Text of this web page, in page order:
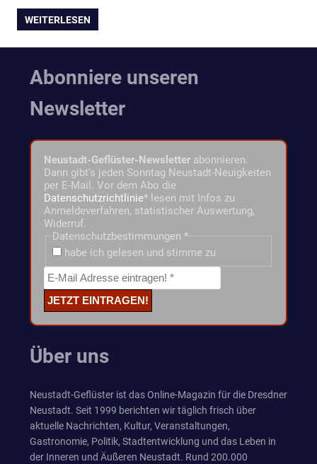
WEITERLESEN
Abonniere unseren
Newsletter
Neustadt-Geflüster-Newsletter abonnieren.
Dann gibt's jeden Sonntag Neustadt-Neuigkeiten
per E-Mail. Vor dem Abo die
Datenschutzrichtlinie* lesen mit Infos zu
Anmeldeverfahren, statistischer Auswertung,
Widerruf.
Datenschutzbestimmungen *
habe ich gelesen und stimme zu
Über uns
Neustadt-Geflüster ist das Online-Magazin für die Dresdner
Neustadt. Seit 1999 berichten wir täglich frisch über
aktuelle Nachrichten, Kultur, Veranstaltungen,
Gastronomie, Politik, Stadtentwicklung und das Leben in
der Inneren und Äußeren Neustadt. Rund 200.000